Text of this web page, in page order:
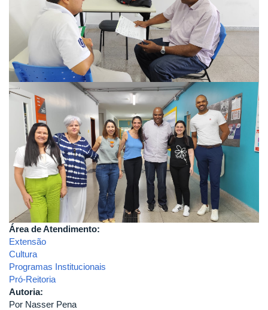
Área de Atendimento:
Extensão
Cultura
Programas Institucionais
Pró-Reitoria
Autoria:
Por Nasser Pena